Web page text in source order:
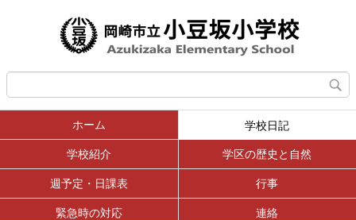
ホーム 学校日記
学校紹介 学区の歴史と自然
週予定・日課表 行事
緊急時の対応 連絡